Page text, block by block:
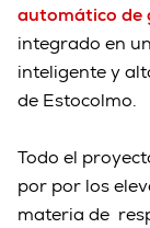
automático de
integrado en
inteligente y
de Estocolmo.
Todo el
por por los
materia de